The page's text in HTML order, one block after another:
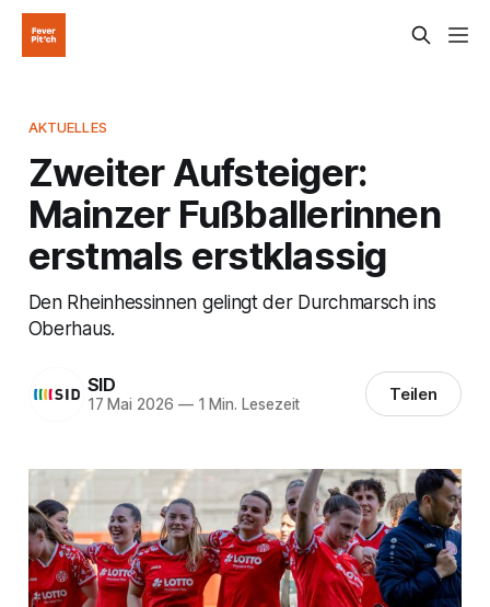
AKTUELLES
Zweiter Aufsteiger:
Mainzer Fußballerinnen
erstmals erstklassig
Den Rheinhessinnen gelingt der Durchmarsch ins
Oberhaus.
SID
17 Mai 2026 —1 Min. Lesezeit Teilen